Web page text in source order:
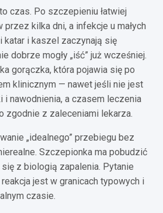
czas. Po szczepieniu łatwiej
przez kilka dni, a infekcje u małych
i kaszel zaczynają się
dobrze mogły „iść” już wcześniej.
gorączka, która pojawia się po
klinicznym — nawet jeśli nie jest
i nawodnienia, a czasem leczenia
zgodnie z zaleceniami lekarza.
„idealnego” przebiegu bez
Szczepionka ma pobudzić
z biologią zapalenia. Pytanie
jest w granicach typowych i
czasie.